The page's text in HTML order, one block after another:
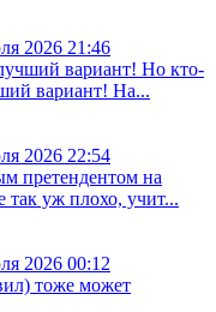
2026 21:46
вариант! Но кто-
вариант! На...
2026 22:54
претендентом на
так уж плохо, учит...
2026 00:12
тоже может